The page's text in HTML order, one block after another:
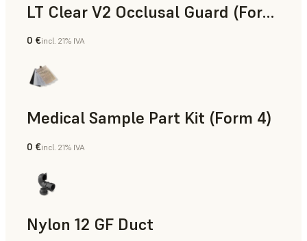
LT Clear V2 Occlusal Guard (Form 4)
Odontología
0 €incl. 21% IVA
Medical Sample Part Kit (Form 4)
Medicina
0 €incl. 21% IVA
Nylon 12 GF Duct